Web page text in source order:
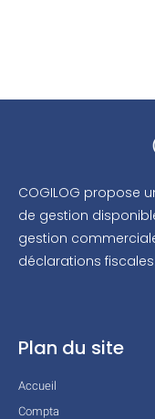
COGILOG propose
de gestion
gestion
déclarations fiscales.
Plan du site
Accueil
Compta